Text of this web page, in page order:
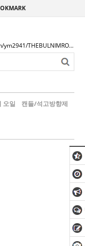
/design/ym2941/THEBULNIMROGO.png
오일 캔들/석고방향제